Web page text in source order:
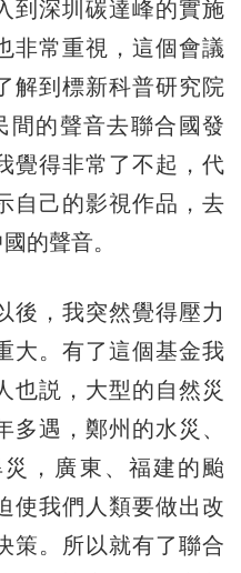
到深圳碳達峰的實施
非常重視，這個會議
解到標新科普研究院
間的聲音去聯合國發
覺得非常了不起，代
自己的影視作品，去
的聲音。
，我突然覺得壓力
大。有了這個基金我
也説，大型的自然災
遇，鄭州的水災、
，廣東、福建的颱
使我們人類要做出改
策。所以就有了聯合